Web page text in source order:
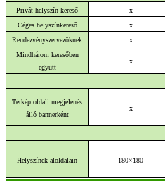
Privát helyszín kereső
x
Céges helyszínkereső
x
Rendezvényszervezőknek
x
Mindhárom keresőben
együtt
x
Térkép oldali megjelenés
álló bannerként
x
Helyszínek aloldalain 180×180